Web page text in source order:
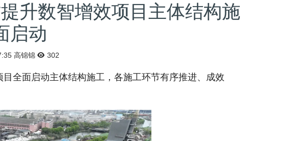
升数智增效项目主体结构施
启动
高锦锦 302
面启动主体结构施工，各施工环节有序推进、成效